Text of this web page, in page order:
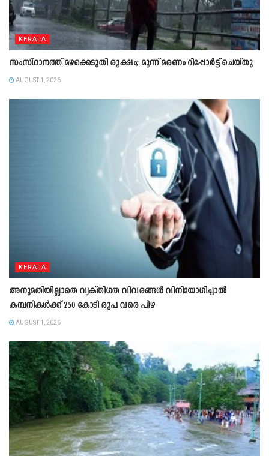
KERALA
സംസ്ഥാനത്ത് മഴക്കെടുതി രൂക്ഷം; മൂന്ന് മരണം റിപ്പോർട്ട് ചെയ്തു
AUGUST 1, 2026
KERALA
അനുമതിയില്ലാതെ വ്യക്തിഗത വിവരങ്ങൾ വിനിയോഗിച്ചാൽ
കമ്പനികൾക്ക് 250 കോടി രൂപ വരെ പിഴ
AUGUST 1, 2026